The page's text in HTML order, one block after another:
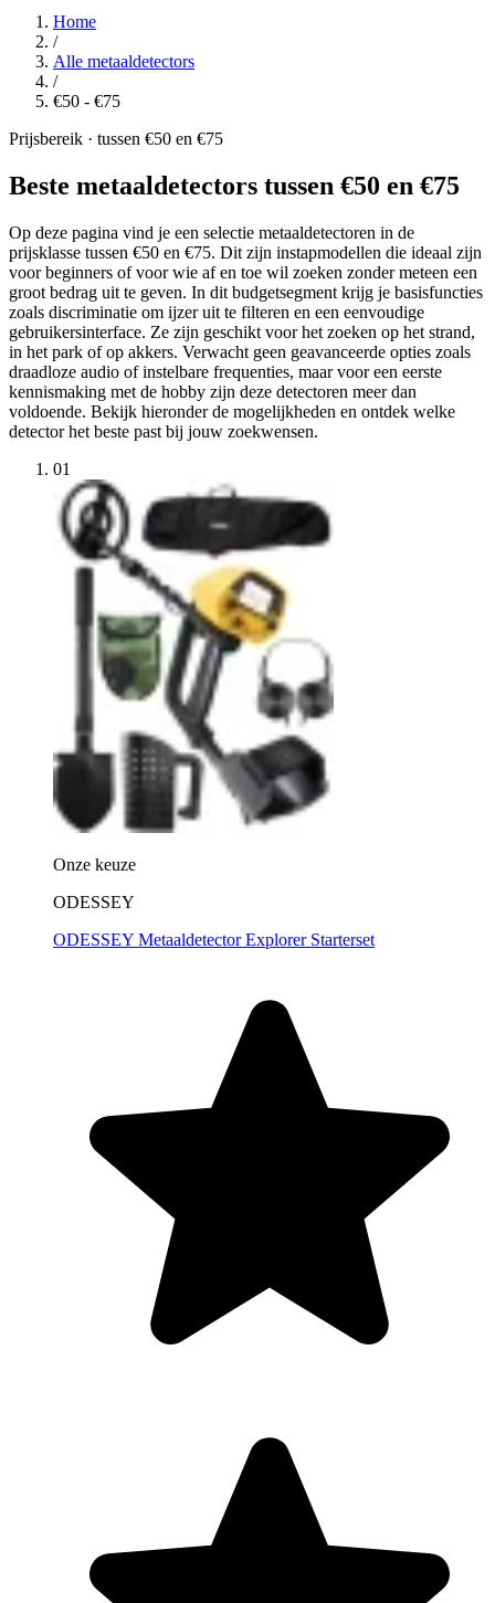
Home
/
Alle metaaldetectors
/
€50 - €75
Prijsbereik · tussen €50 en €75
Beste metaaldetectors tussen €50 en €75
Op deze pagina vind je een selectie metaaldetectoren in de
prijsklasse tussen €50 en €75. Dit zijn instapmodellen die ideaal zijn
voor beginners of voor wie af en toe wil zoeken zonder meteen een
groot bedrag uit te geven. In dit budgetsegment krijg je basisfuncties
zoals discriminatie om ijzer uit te filteren en een eenvoudige
gebruikersinterface. Ze zijn geschikt voor het zoeken op het strand,
in het park of op akkers. Verwacht geen geavanceerde opties zoals
draadloze audio of instelbare frequenties, maar voor een eerste
kennismaking met de hobby zijn deze detectoren meer dan
voldoende. Bekijk hieronder de mogelijkheden en ontdek welke
detector het beste past bij jouw zoekwensen.
01
Onze keuze
ODESSEY
ODESSEY Metaaldetector Explorer Starterset